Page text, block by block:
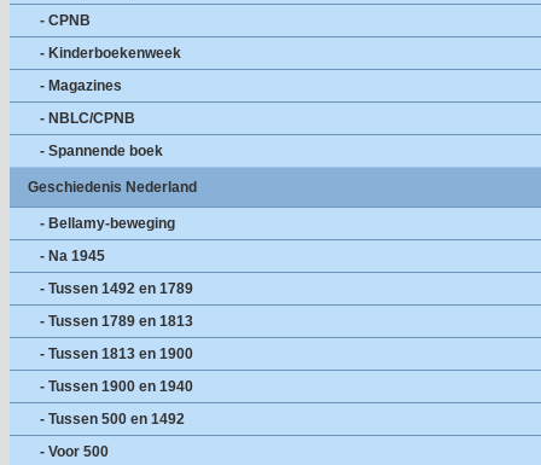
- CPNB
- Kinderboekenweek
- Magazines
- NBLC/CPNB
- Spannende boek
Geschiedenis Nederland
- Bellamy-beweging
- Na 1945
- Tussen 1492 en 1789
- Tussen 1789 en 1813
- Tussen 1813 en 1900
- Tussen 1900 en 1940
- Tussen 500 en 1492
- Voor 500